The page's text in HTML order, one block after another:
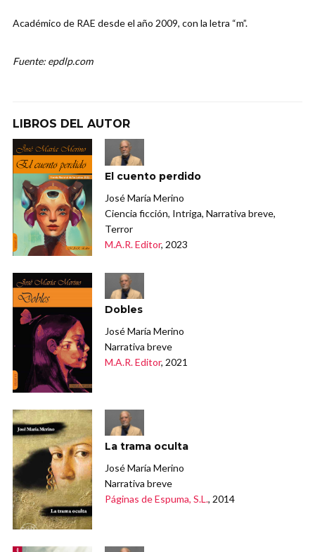
Académico de RAE desde el año 2009, con la letra “m”.
Fuente: epdlp.com
LIBROS DEL AUTOR
El cuento perdido
José María Merino
Ciencia ficción, Intriga, Narrativa breve,
Terror
M.A.R. Editor, 2023
Dobles
José María Merino
Narrativa breve
M.A.R. Editor, 2021
La trama oculta
José María Merino
Narrativa breve
Páginas de Espuma, S.L., 2014